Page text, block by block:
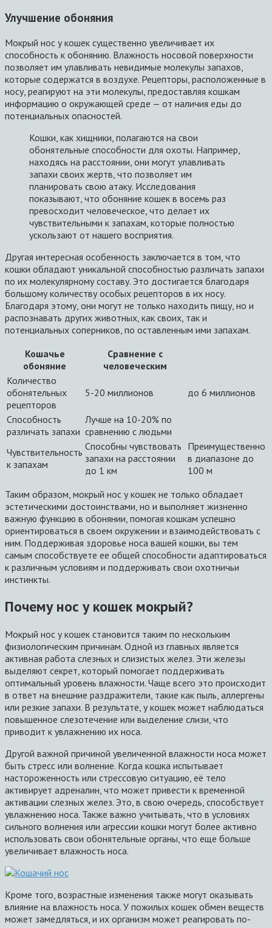
Улучшение обоняния
Мокрый нос у кошек существенно увеличивает их
способность к обонянию. Влажность носовой поверхности
позволяет им улавливать невидимые молекулы запахов,
которые содержатся в воздухе. Рецепторы, расположенные в
носу, реагируют на эти молекулы, предоставляя кошкам
информацию о окружающей среде — от наличия еды до
потенциальных опасностей.
Кошки, как хищники, полагаются на свои
обонятельные способности для охоты. Например,
находясь на расстоянии, они могут улавливать
запахи своих жертв, что позволяет им
планировать свою атаку. Исследования
показывают, что обоняние кошек в восемь раз
превосходит человеческое, что делает их
чувствительными к запахам, которые полностью
ускользают от нашего восприятия.
Другая интересная особенность заключается в том, что
кошки обладают уникальной способностью различать запахи
по их молекулярному составу. Это достигается благодаря
большому количеству особых рецепторов в их носу.
Благодаря этому, они могут не только находить пищу, но и
распознавать других животных, как своих, так и
потенциальных соперников, по оставленным ими запахам.
Кошачье
обоняние
Сравнение с
человеческим
Количество
обонятельных
рецепторов
5-20 миллионов до 6 миллионов
Способность
различать запахи
Лучше на 10-20% по
сравнению с людьми
Чувствительность
к запахам
Способны чувствовать
запахи на расстоянии
до 1 км
Преимущественно
в диапазоне до
100 м
Таким образом, мокрый нос у кошек не только обладает
эстетическими достоинствами, но и выполняет жизненно
важную функцию в обонянии, помогая кошкам успешно
ориентироваться в своем окружении и взаимодействовать с
ним. Поддерживая здоровье носа вашей кошки, вы тем
самым способствуете ее общей способности адаптироваться
к различным условиям и поддерживать свои охотничьи
инстинкты.
Почему нос у кошек мокрый?
Мокрый нос у кошек становится таким по нескольким
физиологическим причинам. Одной из главных является
активная работа слезных и слизистых желез. Эти железы
выделяют секрет, который помогает поддерживать
оптимальный уровень влажности. Чаще всего это происходит
в ответ на внешние раздражители, такие как пыль, аллергены
или резкие запахи. В результате, у кошек может наблюдаться
повышенное слезотечение или выделение слизи, что
приводит к увлажнению их носа.
Другой важной причиной увеличенной влажности носа может
быть стресс или волнение. Когда кошка испытывает
настороженность или стрессовую ситуацию, её тело
активирует адреналин, что может привести к временной
активации слезных желез. Это, в свою очередь, способствует
увлажнению носа. Также важно учитывать, что в условиях
сильного волнения или агрессии кошки могут более активно
использовать свои обонятельные органы, что еще больше
увеличивает влажность носа.
Кроме того, возрастные изменения также могут оказывать
влияние на влажность носа. У пожилых кошек обмен веществ
может замедляться, и их организм может реагировать по-